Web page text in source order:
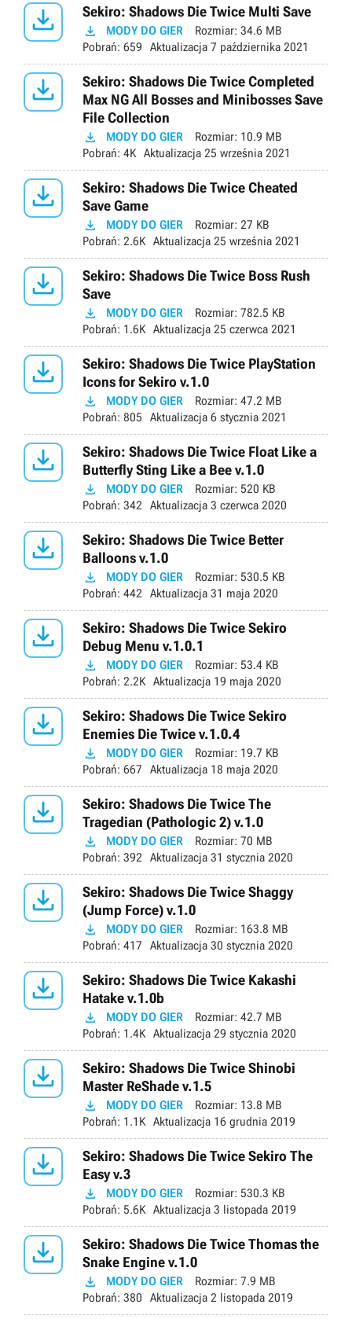
 Sekiro: Shadows Die Twice Multi Save
 MODY DO GIER Rozmiar: 34.6 MB
Pobrań: 659 Aktualizacja 7 października 2021

Sekiro: Shadows Die Twice Completed
Max NG All Bosses and Minibosses Save
File Collection
 MODY DO GIER Rozmiar: 10.9 MB
Pobrań: 4K Aktualizacja 25 września 2021

Sekiro: Shadows Die Twice Cheated
Save Game
 MODY DO GIER Rozmiar: 27 KB
Pobrań: 2.6K Aktualizacja 25 września 2021

Sekiro: Shadows Die Twice Boss Rush
Save
 MODY DO GIER Rozmiar: 782.5 KB
Pobrań: 1.6K Aktualizacja 25 czerwca 2021

Sekiro: Shadows Die Twice PlayStation
Icons for Sekiro v.1.0
 MODY DO GIER Rozmiar: 47.2 MB
Pobrań: 805 Aktualizacja 6 stycznia 2021

Sekiro: Shadows Die Twice Float Like a
Butterfly Sting Like a Bee v.1.0
 MODY DO GIER Rozmiar: 520 KB
Pobrań: 342 Aktualizacja 3 czerwca 2020

Sekiro: Shadows Die Twice Better
Balloons v.1.0
 MODY DO GIER Rozmiar: 530.5 KB
Pobrań: 442 Aktualizacja 31 maja 2020

Sekiro: Shadows Die Twice Sekiro
Debug Menu v.1.0.1
 MODY DO GIER Rozmiar: 53.4 KB
Pobrań: 2.2K Aktualizacja 19 maja 2020

Sekiro: Shadows Die Twice Sekiro
Enemies Die Twice v.1.0.4
 MODY DO GIER Rozmiar: 19.7 KB
Pobrań: 667 Aktualizacja 18 maja 2020

Sekiro: Shadows Die Twice The
Tragedian (Pathologic 2) v.1.0
 MODY DO GIER Rozmiar: 70 MB
Pobrań: 392 Aktualizacja 31 stycznia 2020

Sekiro: Shadows Die Twice Shaggy
(Jump Force) v.1.0
 MODY DO GIER Rozmiar: 163.8 MB
Pobrań: 417 Aktualizacja 30 stycznia 2020

Sekiro: Shadows Die Twice Kakashi
Hatake v.1.0b
 MODY DO GIER Rozmiar: 42.7 MB
Pobrań: 1.4K Aktualizacja 29 stycznia 2020

Sekiro: Shadows Die Twice Shinobi
Master ReShade v.1.5
 MODY DO GIER Rozmiar: 13.8 MB
Pobrań: 1.1K Aktualizacja 16 grudnia 2019

Sekiro: Shadows Die Twice Sekiro The
Easy v.3
 MODY DO GIER Rozmiar: 530.3 KB
Pobrań: 5.6K Aktualizacja 3 listopada 2019

Sekiro: Shadows Die Twice Thomas the
Snake Engine v.1.0
 MODY DO GIER Rozmiar: 7.9 MB
Pobrań: 380 Aktualizacja 2 listopada 2019